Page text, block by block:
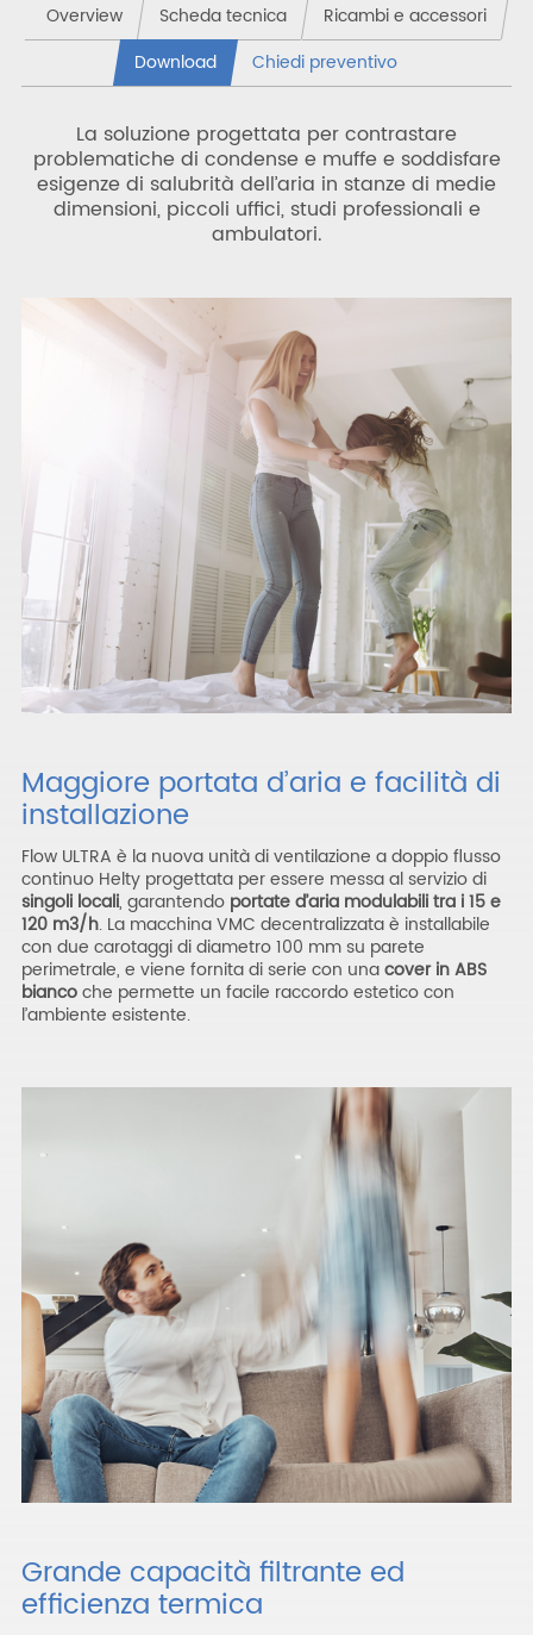
Overview Scheda tecnica
Ricambi e accessori
Download
Chiedi preventivo
La soluzione progettata per contrastare
problematiche di condense e muffe e soddisfare
esigenze di salubrità dell’aria in stanze di medie
dimensioni, piccoli uffici, studi professionali e
ambulatori.
Maggiore portata d’aria e facilità di
installazione
Flow ULTRA è la nuova unità di ventilazione a doppio flusso
continuo Helty progettata per essere messa al servizio di
singoli locali, garantendo portate d’aria modulabili tra i 15 e
120 m3/h. La macchina VMC decentralizzata è installabile
con due carotaggi di diametro 100 mm su parete
perimetrale, e viene fornita di serie con unacover in ABS
biancoche permette un facile raccordo estetico con
l’ambiente esistente.
Grande capacità filtrante ed
efficienza termica